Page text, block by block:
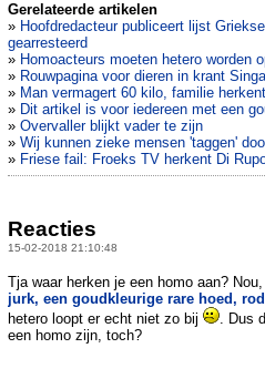
Gerelateerde artikelen
» Hoofdredacteur publiceert lijst
gearresteerd
» Homoacteurs moeten hetero worden
» Rouwpagina voor dieren in krant
» Man vermagert 60 kilo, familie
» Dit artikel is voor iedereen met een
» Overvaller blijkt vader te zijn
» Wij kunnen zieke mensen 'taggen'
» Friese fail: Froeks TV herkent Di
Reacties
15-02-2018 21:10:48
Tja waar herken je een homo aan? Nou,
jurk, een goudkleurige rare hoed,
hetero loopt er echt niet zo bij
. Dus
een homo zijn, toch?